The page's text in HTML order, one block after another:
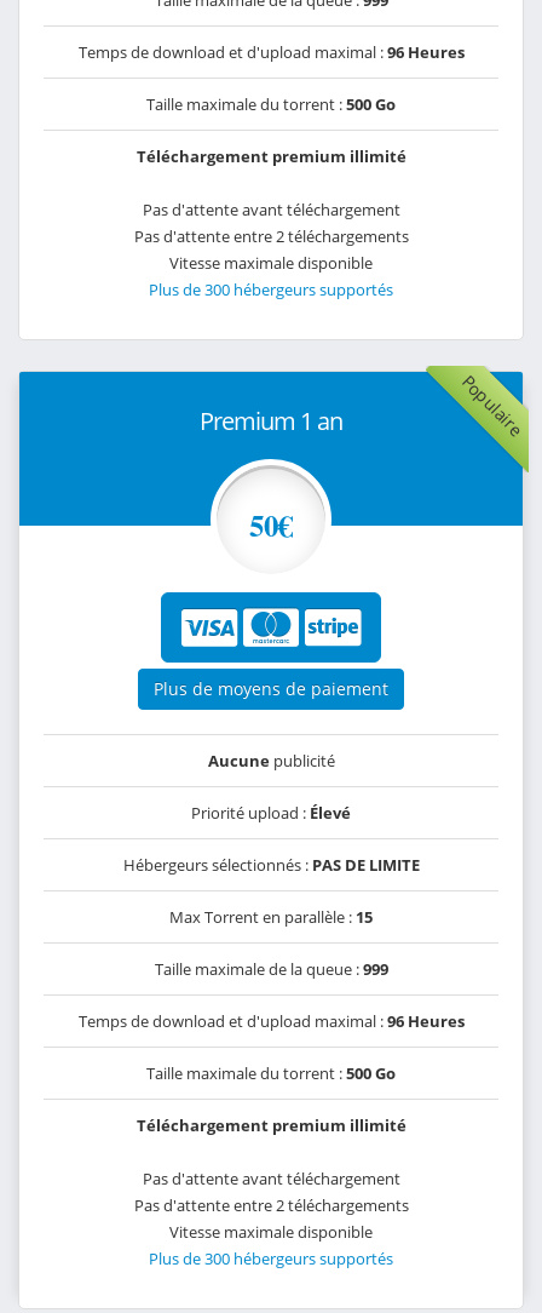
Temps de download et d'upload maximal :96 Heures
Taille maximale du torrent :500 Go
Téléchargement premium illimité
Pas d'attente avant téléchargement
Pas d'attente entre 2 téléchargements
Vitesse maximale disponible
Plus de 300 hébergeurs supportés
Populaire
Premium 1 an
50€
Plus de moyens de paiement
Aucunepublicité
Priorité upload : Élevé
Hébergeurs sélectionnés : PAS DE LIMITE
Max Torrent en parallèle : 15
Taille maximale de la queue :999
Temps de download et d'upload maximal :96 Heures
Taille maximale du torrent :500 Go
Téléchargement premium illimité
Pas d'attente avant téléchargement
Pas d'attente entre 2 téléchargements
Vitesse maximale disponible
Plus de 300 hébergeurs supportés